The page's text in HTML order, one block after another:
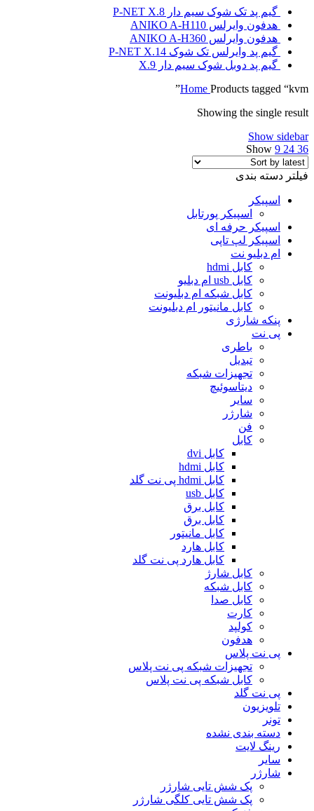
گیم پد تک شوک سیم دار P-NET X.8
هدفون وایرلس ANIKO A-H110
هدفون وایرلس ANIKO A-H360
گیم پد وایرلس تک شوک P-NET X.14
گیم پد دوبل شوک سیم دار X.9
Home Products tagged “kvm”
Showing the single result
Show sidebar
Show 9 24 36
فیلتر دسته بندی
اسپیکر
اسپیکر پورتابل
اسپیکر حرفه ای
اسپیکر لپ تاپی
ام دبلیو نت
کابل hdmi
کابل usb ام دبلیو
کابل شبکه ام دبلیونت
کابل مانیتور ام دبلیونت
پنکه شارژی
پی نت
باطری
تبدیل
تجهیزات شبکه
دیتاسوئیچ
سایر
شارژر
فن
کابل
کابل dvi
کابل hdmi
کابل hdmi پی نت گلد
کابل usb
کابل برق
کابل برق
کابل مانیتور
کابل هارد
کابل هارد پی نت گلد
کابل شارژ
کابل شبکه
کابل صدا
کارت
کولپد
هدفون
پی نت پلاس
تجهیزات شبکه پی نت پلاس
کابل شبکه پی نت پلاس
پی نت گلد
تلویزیون
تونر
دسته بندی نشده
رینگ لایت
سایر
شارژر
پک شش تایی شارژر
پک شش تایی کلگی شارژر